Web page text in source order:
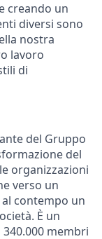
creando un
diversi sono
nostra
lavoro
di
del Gruppo
del
organizzazioni
verso un
contempo un
È un
membri